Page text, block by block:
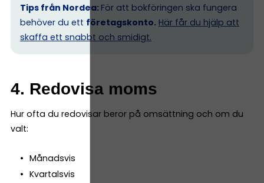
Tips från Nordea: För att bokföringen ska fungera
behöver du ett företagskonto. Här får du hjälp att
skaffa ett snabbt och smidigt.
4. Redovisa moms
Hur ofta du redovisar beror på omsättning och om du
valt:
Månadsvis
Kvartalsvis